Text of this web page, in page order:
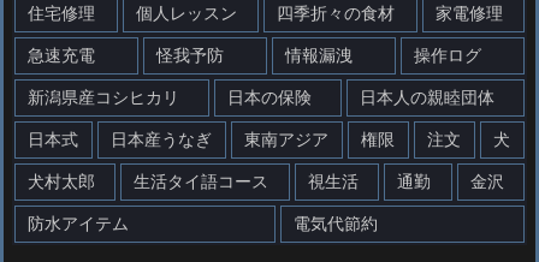
住宅修理 個人レッスン 四季折々の食材 家電修理
急速充電 怪我予防 情報漏洩 操作ログ
新潟県産コシヒカリ 日本の保険 日本人の親睦団体
日本式 日本産うなぎ 東南アジア 権限 注文 犬
犬村太郎 生活タイ語コース 視生活 通勤 金沢
防水アイテム 電気代節約